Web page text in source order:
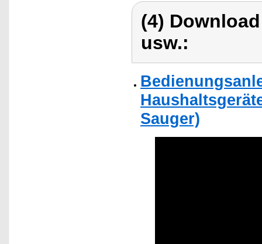
(4)
usw.:
Sauger)